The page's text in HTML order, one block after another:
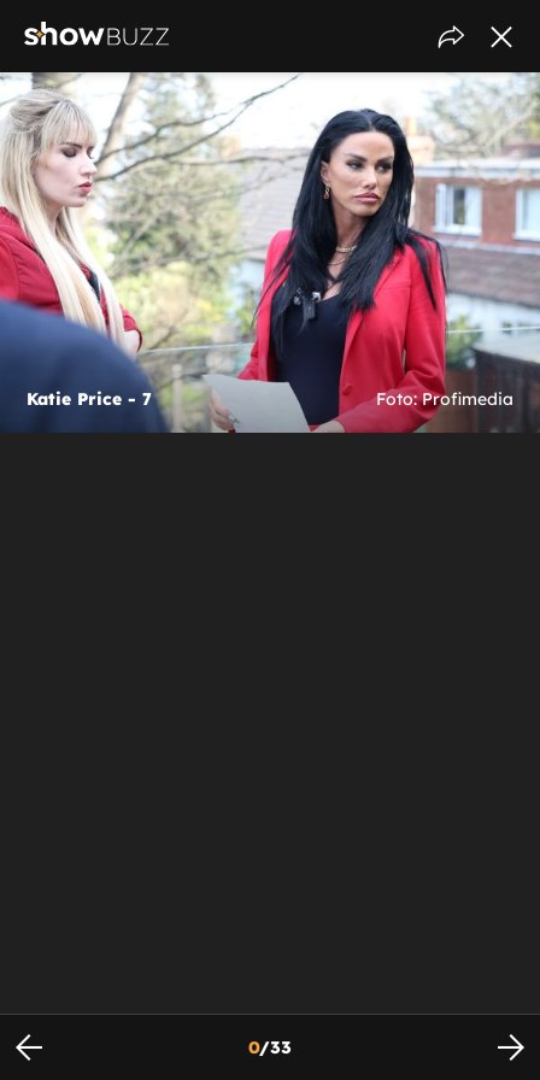
Katie Price - 7 Foto: Profimedia
0/33